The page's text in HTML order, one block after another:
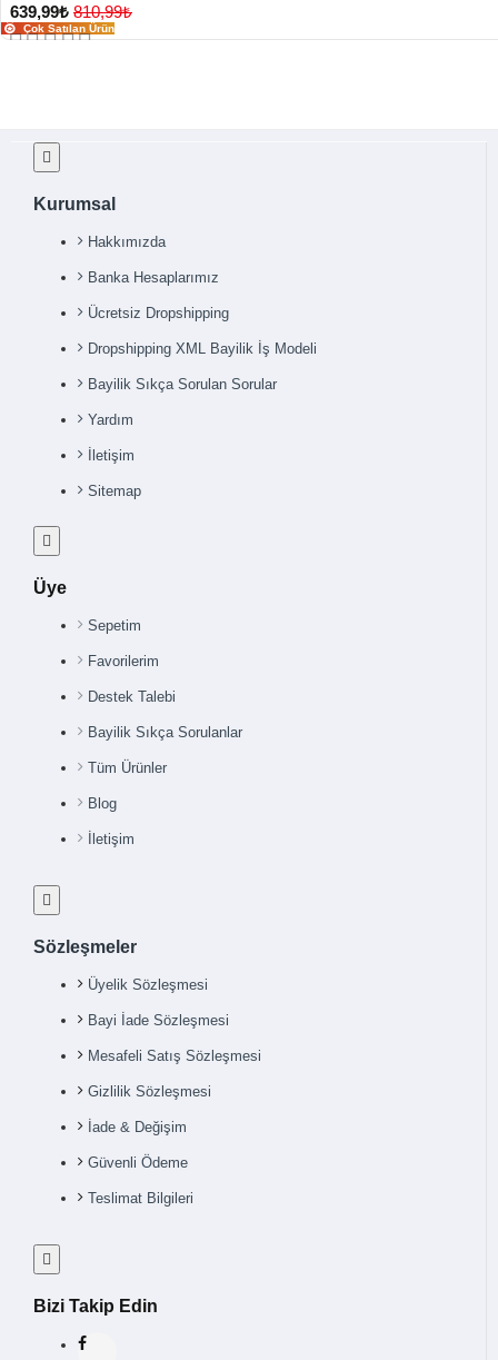
Çok Satılan Ürün
639,99₺ 810,99₺
Kurumsal
Hakkımızda
Banka Hesaplarımız
Ücretsiz Dropshipping
Dropshipping XML Bayilik İş Modeli
Bayilik Sıkça Sorulan Sorular
Yardım
İletişim
Sitemap
Üye
Sepetim
Favorilerim
Destek Talebi
Bayilik Sıkça Sorulanlar
Tüm Ürünler
Blog
İletişim
Sözleşmeler
Üyelik Sözleşmesi
Bayi İade Sözleşmesi
Mesafeli Satış Sözleşmesi
Gizlilik Sözleşmesi
İade & Değişim
Güvenli Ödeme
Teslimat Bilgileri
Bizi Takip Edin